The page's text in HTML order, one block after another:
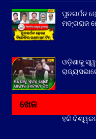
ପୁନଗର୍ଠନ
ମଙ୍ଗରାଜ
ଓଡ଼ିଶାକୁ
ଖେଳ
ହକି